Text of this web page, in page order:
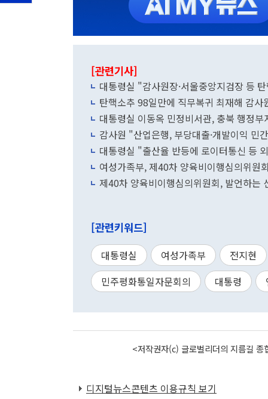
[관련기사]
대통령실 "감사원장·서울중앙지검장 등
탄핵소추 98일만에 직무복귀 최재해 감
대통령실 이동옥 민정비서관, 충북 행정부
감사원 "산업은행, 부당대출·개발이익
대통령실 "출산율 반등에 로이터통신 등
여성가족부, 제40차 양육비이행심의위원
제40차 양육비이행심의위원회, 발언하는
[관련키워드]
대통령실 여성가족부
전지현
민주평화통일자문회의
대통령
<저작권자(c) 글로벌리더의 지름길
디지털뉴스콘텐츠 이용규칙 보기